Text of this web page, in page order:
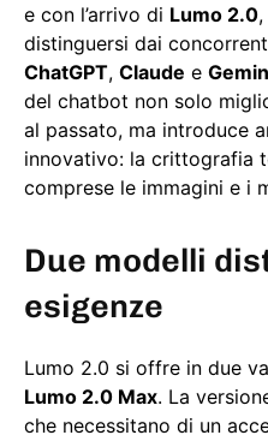
e con l’arrivo di Lumo 2.0
distinguersi dai
ChatGPT, Claude e
del chatbot non solo
al passato, ma introduce
innovativo: la crittografia
comprese le immagini e i
Due modelli
esigenze
Lumo 2.0 si offre in due
Lumo 2.0 Max. La
che necessitano di un